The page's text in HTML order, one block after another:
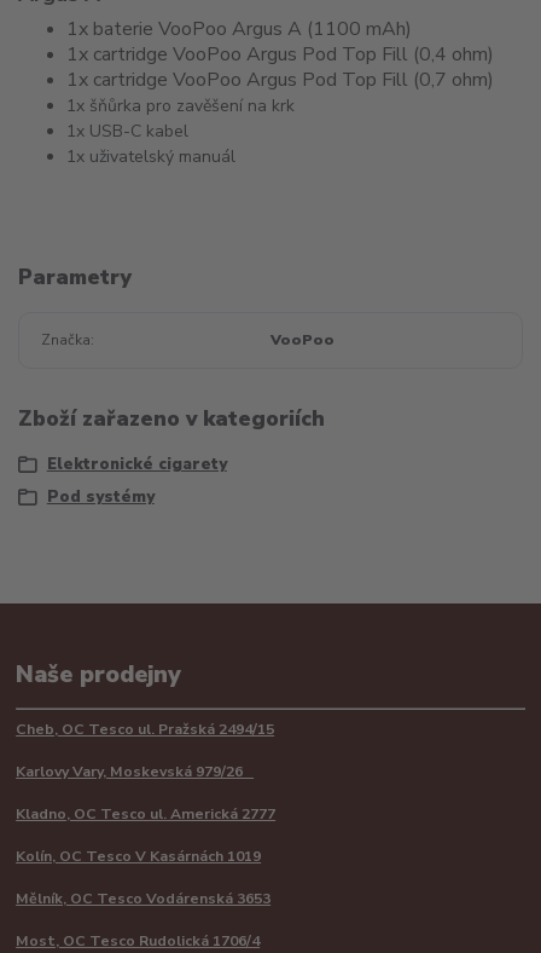
1x baterie VooPoo Argus A (1100 mAh)
1x cartridge VooPoo Argus Pod Top Fill (0,4 ohm)
1x cartridge VooPoo Argus Pod Top Fill (0,7 ohm)
1x šňůrka pro zavěšení na krk
1x USB-C kabel
1x uživatelský manuál
Parametry
Značka VooPoo
Zboží zařazeno v kategoriích
Elektronické cigarety
Pod systémy
Naše prodejny
Cheb, OC Tesco ul. Pražská 2494/15
Karlovy Vary, Moskevská 979/26
Kladno, OC Tesco ul. Americká 2777
Kolín, OC Tesco V Kasárnách 1019
Mělník, OC Tesco Vodárenská 3653
Most, OC Tesco Rudolická 1706/4